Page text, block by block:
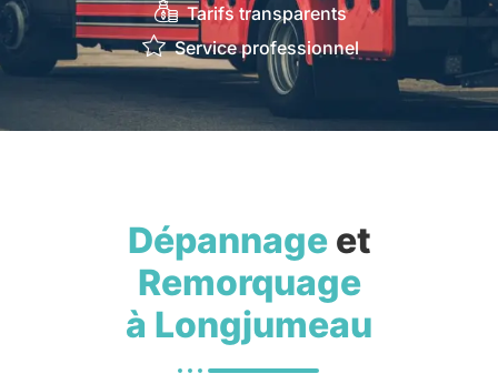
Tarifs transparents
Service professionnel
Dépannageet
Remorquage
à Longjumeau